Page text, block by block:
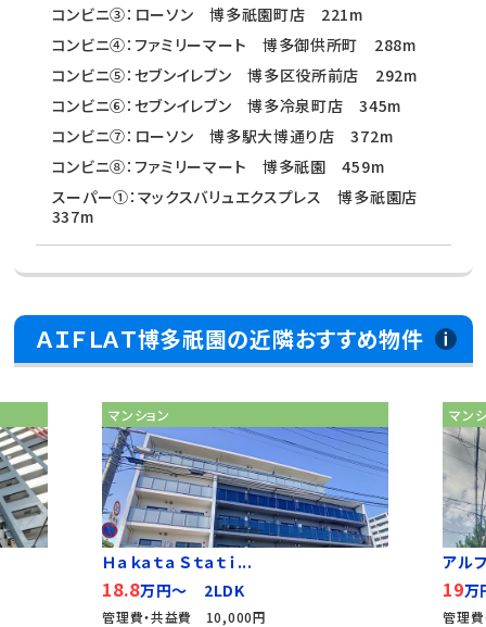
コンビニ③：ローソン 博多祇園町店 221m
コンビニ④：ファミリーマート 博多御供所町 288m
コンビニ⑤：セブンイレブン 博多区役所前店 292m
コンビニ⑥：セブンイレブン 博多冷泉町店 345m
コンビニ⑦：ローソン 博多駅大博通り店 372m
コンビニ⑧：ファミリーマート 博多祇園 459m
スーパー①：マックスバリュエクスプレス 博多祇園店
337m
ＡＩＦＬＡＴ博多祇園の近隣おすすめ物件
マンション
Ｈａｋａｔａ Ｓｔａｔｉ...
18.8万円～ 2LDK
管理費・共益費 10,000円
マン
アル
19
管理